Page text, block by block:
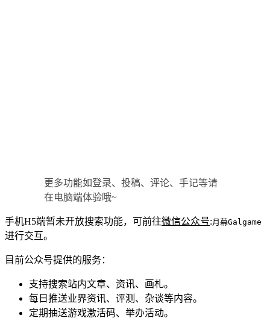
更多功能如登录、投稿、评论、手记等请
在电脑端体验哦~
手机H5端暂未开放搜索功能，可前往微信公众号: 月幕Galgame
进行交互。
目前公众号提供的服务：
支持搜索站内文章、资讯、画札。
每日推送业界资讯、评测、杂谈等内容。
定期抽送游戏激活码、举办活动。